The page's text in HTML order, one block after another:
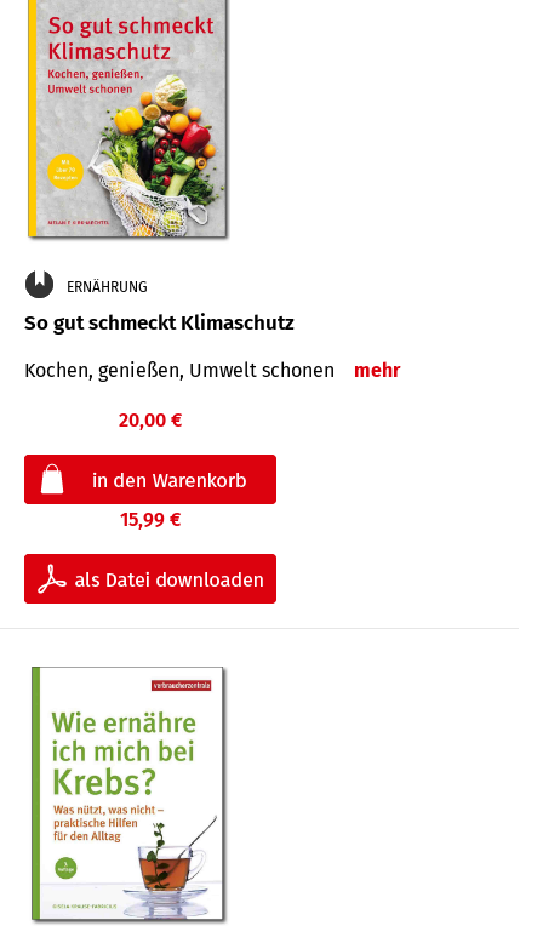
ERNÄHRUNG
So gut schmeckt Klimaschutz
Kochen, genießen, Umwelt schonen mehr
20,00 €
15,99 €